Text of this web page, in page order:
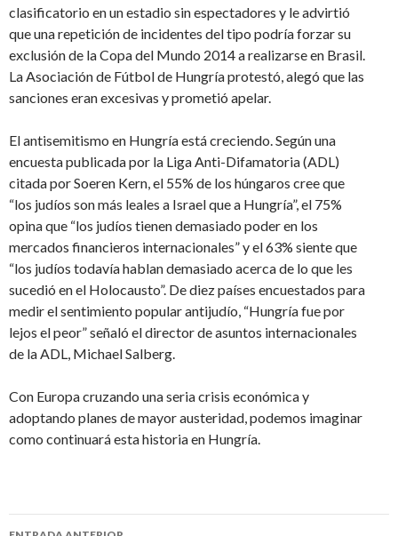
clasificatorio en un estadio sin espectadores y le advirtió
que una repetición de incidentes del tipo podría forzar su
exclusión de la Copa del Mundo 2014 a realizarse en Brasil.
La Asociación de Fútbol de Hungría protestó, alegó que las
sanciones eran excesivas y prometió apelar.
El antisemitismo en Hungría está creciendo. Según una
encuesta publicada por la Liga Anti-Difamatoria (ADL)
citada por Soeren Kern, el 55% de los húngaros cree que
“los judíos son más leales a Israel que a Hungría”, el 75%
opina que “los judíos tienen demasiado poder en los
mercados financieros internacionales” y el 63% siente que
“los judíos todavía hablan demasiado acerca de lo que les
sucedió en el Holocausto”. De diez países encuestados para
medir el sentimiento popular antijudío, “Hungría fue por
lejos el peor” señaló el director de asuntos internacionales
de la ADL, Michael Salberg.
Con Europa cruzando una seria crisis económica y
adoptando planes de mayor austeridad, podemos imaginar
como continuará esta historia en Hungría.